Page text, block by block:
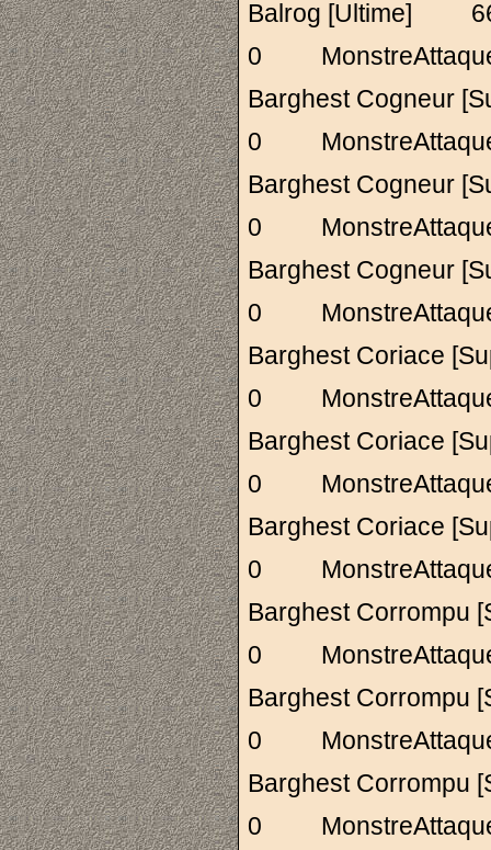
Balrog [Ultime]
0
Barghest
0
Barghest
0
Barghest
0
Barghest
0
Barghest
0
Barghest
0
Barghest
0
Barghest
0
Barghest
0